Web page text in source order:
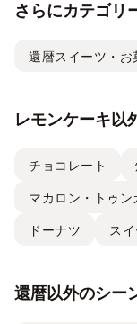
さらにカテゴリ
還暦スイーツ・お
レモンケーキ以
チョコレート
マカロン・トゥン
ドーナツ ス
還暦以外のシー